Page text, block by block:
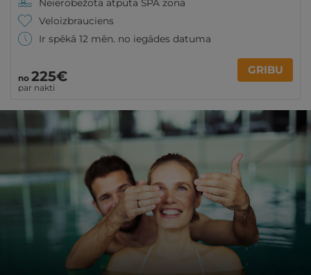
Neierobežota atpūta SPA zonā
Veloizbrauciens
Ir spēkā 12 mēn. no iegādes datuma
no 225€
par nakti
GRIBU